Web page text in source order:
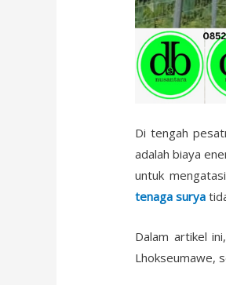
Di tengah
adalah biaya
untuk
tenaga surya
Dalam artikel
Lhokseumawe,